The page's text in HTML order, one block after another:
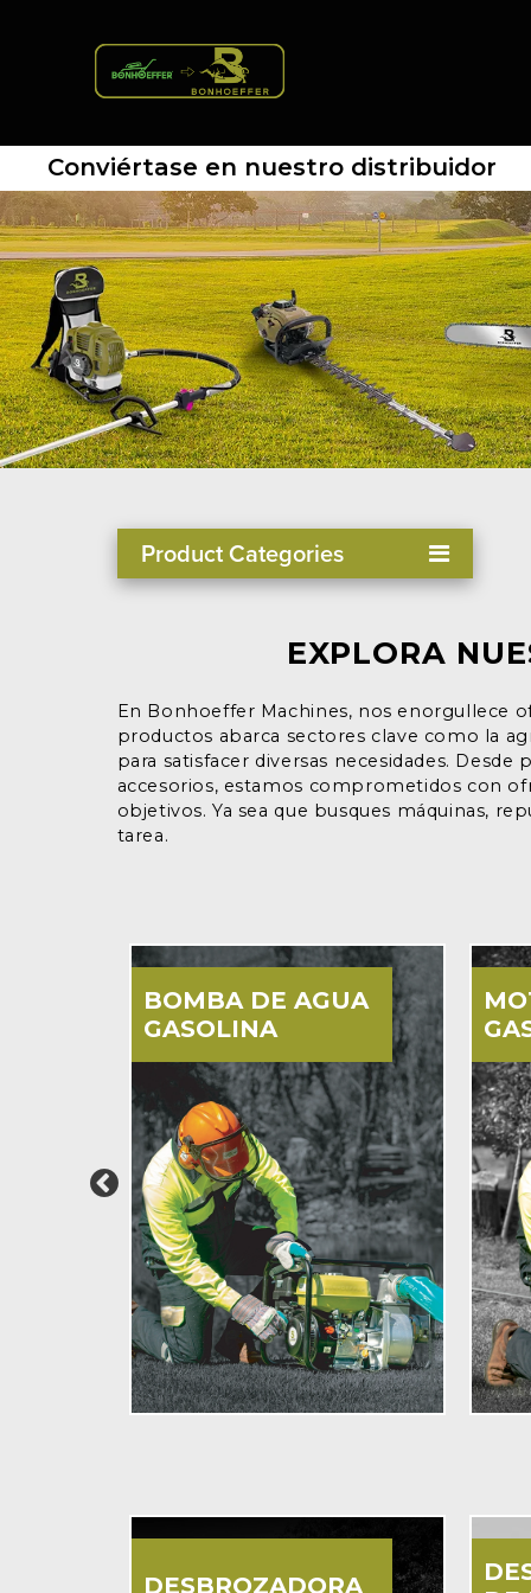
Conviértase en nuestro distribuidor
Product Categories
EXPLORA
En Bonhoeffer Machines, nos enorgullece
productos abarca sectores clave como la
para satisfacer diversas necesidades.
accesorios, estamos comprometidos con
objetivos. Ya sea que busques máquinas,
tarea.
BOMBA DE AGUA
GASOLINA
DESBROZADORA